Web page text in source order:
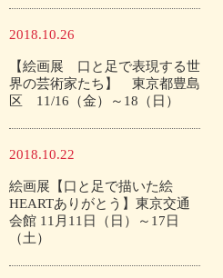
2018.10.26
【絵画展 口と足で表現する世
界の芸術家たち】 東京都豊島
区 11/16（金）～18（日）
2018.10.22
絵画展【口と足で描いた絵
HEARTありがとう】東京交通
会館 11月11日（日）～17日
（土）